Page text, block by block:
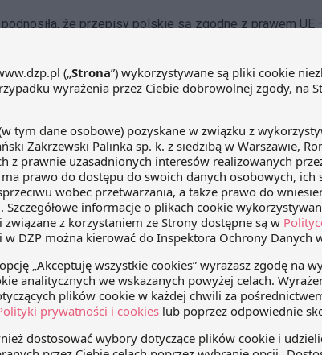
że przepisy polskie są zgodne z prawem UE
procedury zawieszenia poboru akcyzy do
momencie zakończenia ww. procedury i
zostało zaakceptowane przez KE, która
o funkcjonowaniu Unii Europejskiej –
eu-law/infringements-proceedings/
X LinkedIn WhatsApp Email